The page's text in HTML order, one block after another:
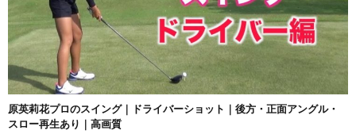
原英莉花プロのスイング｜ドライバーショット｜後方・正面アングル・
スロー再生あり｜高画質